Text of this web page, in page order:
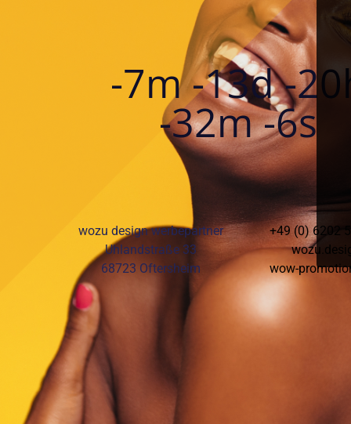
-7m -13d -
-32m -6s
wozu design werbepartner
Uhlandstraße 33
68723 Oftersheim
+49 (0) 6202
wow-